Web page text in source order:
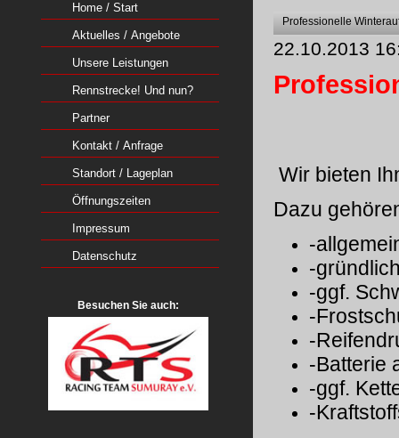
Home / Start
Aktuelles / Angebote
Unsere Leistungen
Rennstrecke! Und nun?
Partner
Kontakt / Anfrage
Standort / Lageplan
Öffnungszeiten
Impressum
Datenschutz
Besuchen Sie auch:
Professionelle
22.10.2013
Wir bieten
Dazu
-
-
-ggf.
-
-
-
-ggf.
-